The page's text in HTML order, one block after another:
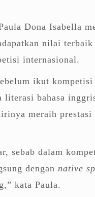
Dona Isabella
nilai terbaik
internasional.
ikut kompetisi
literasi bahasa
meraih
sebab dalam
dengan native
kata Paula.